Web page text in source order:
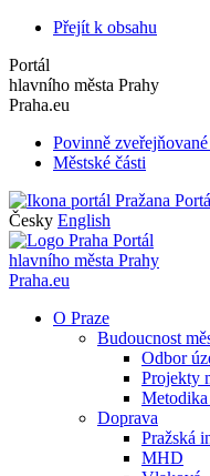
Přejít k obsahu
Portál
hlavního města Prahy
Praha.eu
Povinně
Městské části
Česky English
Portál
hlavního města Prahy
Praha.eu
O Praze
Budoucnost
Odbor
Projekty
Metodika
Doprava
Pražská
MHD